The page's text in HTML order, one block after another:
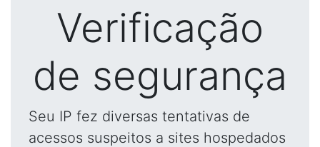
Verificação
de segurança
Seu IP fez diversas tentativas de
acessos suspeitos a sites hospedados